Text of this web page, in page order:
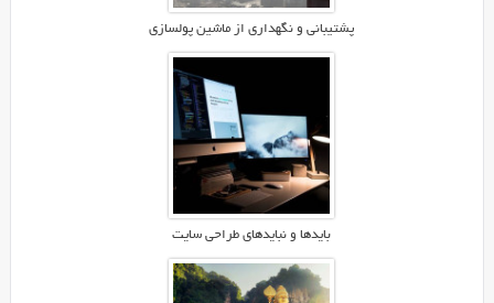
پشتیبانی و نگهداری از ماشین پولسازی
بایدها و نبایدهای طراحی سایت